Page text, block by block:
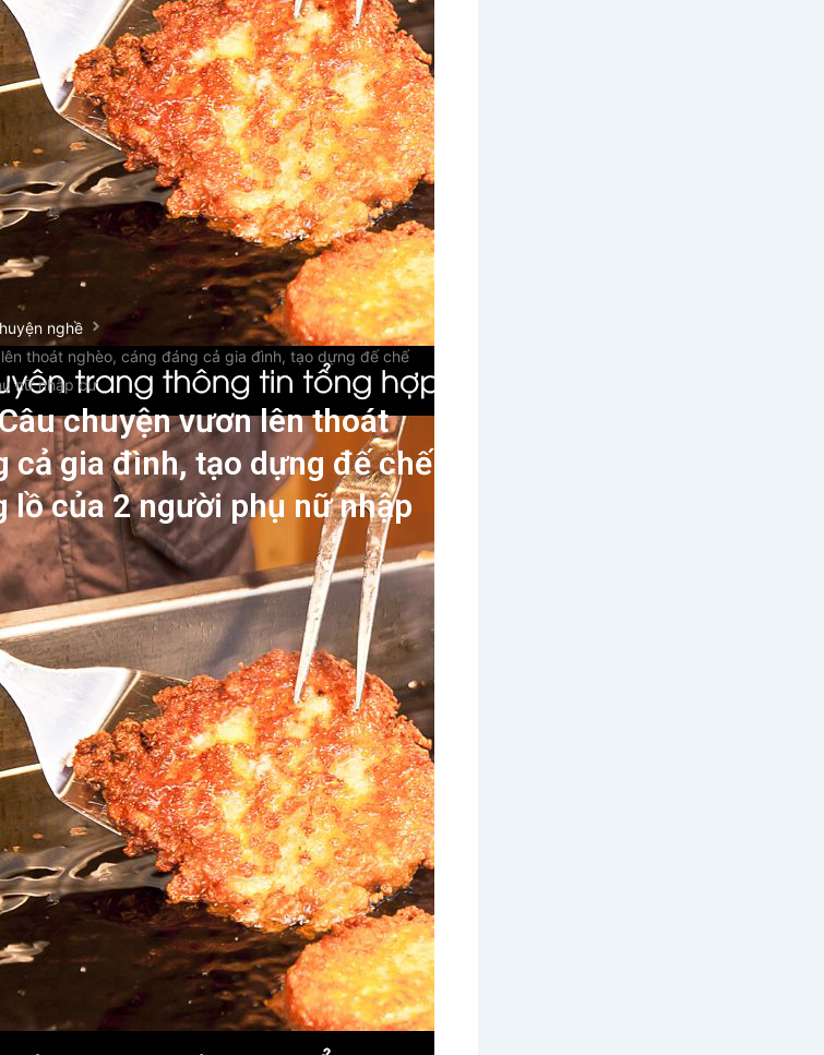
nghề
thoát nghèo, cáng đáng cả gia đình, tạo dựng đế chế
nữ nhập cư
chuyện vươn lên thoát
cả gia đình, tạo dựng đế chế
lồ của 2 người phụ nữ nhập